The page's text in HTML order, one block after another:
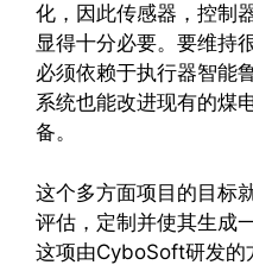
化，因此传感器，控制
显得十分必要。要维持
必须依赖于执行器智能
系统也能改进现有的煤
备。
这个多方面项目的目标
评估，定制并使其生成
这项由CyboSoft研发的